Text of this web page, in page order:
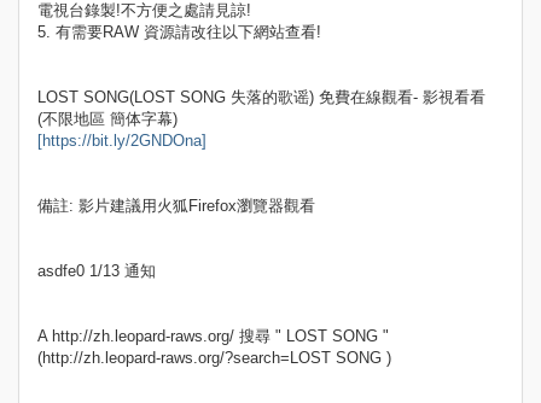
電視台錄製!不方便之處請見諒!
5. 有需要RAW 資源請改往以下網站查看!
LOST SONG(LOST SONG 失落的歌谣) 免費在線觀看- 影視看看
(不限地區 簡体字幕)
[https://bit.ly/2GNDOna]
備註: 影片建議用火狐Firefox瀏覽器觀看
asdfe0 1/13 通知
A http://zh.leopard-raws.org/ 搜尋 " LOST SONG "
(http://zh.leopard-raws.org/?search=LOST SONG )